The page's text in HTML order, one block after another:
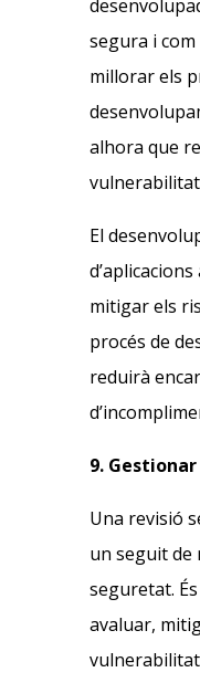
segura i
millorar els
alhora que
El
mitigar els
procés de
reduirà
9.
Una revisió
un seguit de
seguretat.
avaluar,